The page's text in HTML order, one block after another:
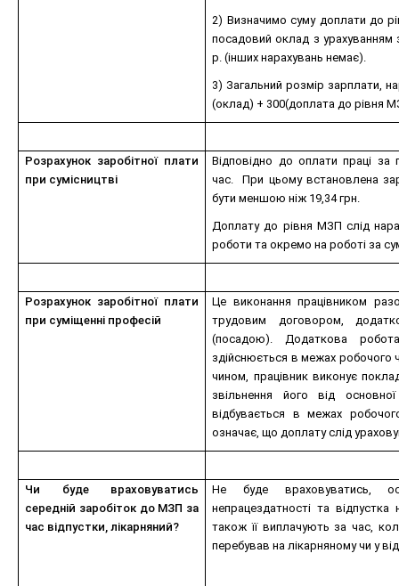
2) Визначимо суму доплати до
посадовий оклад з урахуванням
р. (інших нарахувань немає).
3) Загальний розмір зарплати,
(оклад) + 300(доплата до рівня
Розрахунок заробітної плати
при сумісництві
Відповідно до оплати праці
час. При цьому встановлена
бути меншою ніж 19,34 грн.
Доплату до рівня МЗП слід
роботи та окремо на роботі за
Розрахунок заробітної плати
при суміщенні професій
Це виконання працівником
трудовим договором,
(посадою). Додаткова
здійснюється в межах робочого
чином, працівник виконує
звільнення його від
відбувається в межах
означає, що доплату слід
Чи буде враховуватись
середній заробіток до МЗП за
час відпустки, лікарняний?
Не буде враховуватись,
непрацездатності та
також її виплачують за час,
перебував на лікарняному чи у